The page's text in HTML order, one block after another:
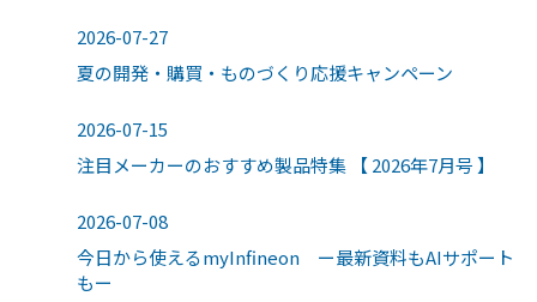
2026-07-27
夏の開発・購買・ものづくり応援キャンペーン
2026-07-15
注目メーカーのおすすめ製品特集 【 2026年7月号 】
2026-07-08
今日から使えるmyInfineon ー最新資料もAIサポート
もー